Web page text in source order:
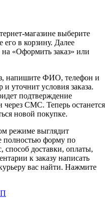
магазине выберите
его в корзину. Далее
«Оформить заказ» или
напишите ФИО, телефон и
уточнит условия заказа.
подтверждение
через СМС. Теперь останется
новой покупке.
режиме выглядит
полностью форму по
способ доставки, оплаты,
к заказу написать
вас найти. Нажмите